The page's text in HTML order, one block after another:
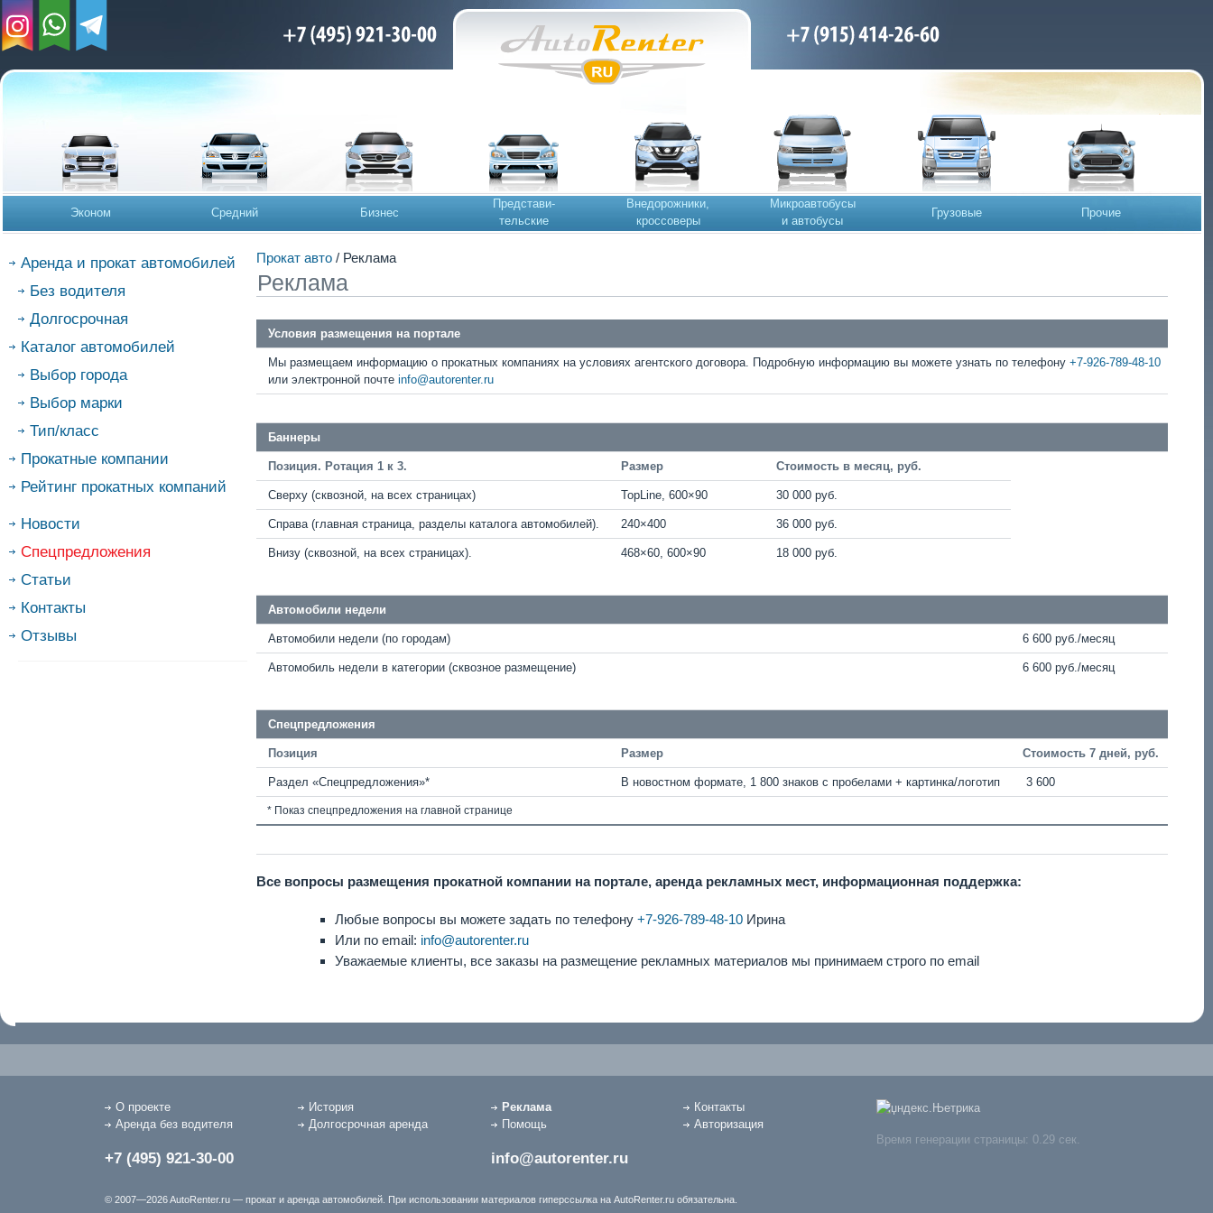
Эконом Средний Бизнес
Представи-
тельские
Внедорожники,
кроссоверы
Микроавтобусы
и автобусы
Грузовые Прочие
Аренда и прокат автомобилей
Без водителя
Долгосрочная
Каталог автомобилей
Выбор города
Выбор марки
Тип/класс
Прокатные компании
Рейтинг прокатных компаний
Новости
Спецпредложения
Статьи
Контакты
Отзывы
Прокат авто / Реклама
Реклама
Условия размещения на портале
Мы размещаем информацию о прокатных компаниях на условиях агентского договора. Подробную информацию вы можете узнать по телефону+7-926-789-48-10
или электронной почтеinfo@autorenter.ru
Баннеры
Позиция. Ротация 1 к 3. Размер Стоимость в месяц, руб.
Сверху (сквозной, на всех страницах) TopLine, 600×90 30 000 руб.
Cправа (главная страница, разделы каталога автомобилей). 240×400 36 000 руб.
Внизу (сквозной, на всех страницах). 468×60, 600×90 18 000 руб.
Автомобили недели
Автомобили недели (по городам) 6 600 руб./месяц
Автомобиль недели в категории (сквозное размещение) 6 600 руб./месяц
Спецпредложения
Позиция Размер Стоимость 7 дней, руб.
Раздел «Спецпредложения»* В новостном формате, 1 800 знаков с пробелами + картинка/логотип 3 600
* Показ спецпредложения на главной странице
Все вопросы размещения прокатной компании на портале, аренда рекламных мест, информационная поддержка:
Любые вопросы вы можете задать по телефону+7-926-789-48-10 Ирина
Или по email: info@autorenter.ru
Уважаемые клиенты, все заказы на размещение рекламных материалов мы принимаем строго по email
О проекте История Реклама
Контакты
Аренда без водителя
Долгосрочная аренда Помощь Авторизация
+7 (495) 921-30-00 info@autorenter.ru
© 2007—2026 AutoRenter.ru — прокат и аренда автомобилей. При использовании материалов гиперссылка на AutoRenter.ru обязательна.
Время генерации страницы: 0.29 сек.